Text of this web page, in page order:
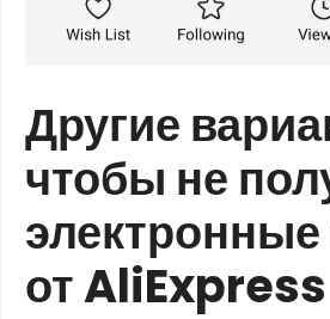
Другие
чтобы не
от AliExpress